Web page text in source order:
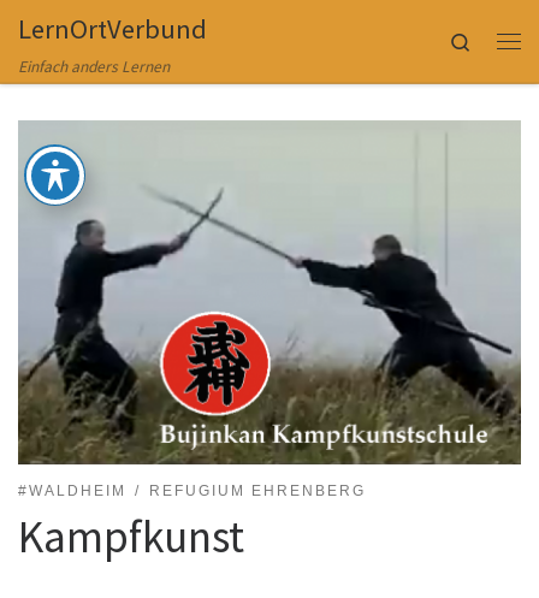
Zum Inhalt springen
LernOrtVerbund
Einfach anders Lernen
Search
#WALDHEIM REFUGIUM EHRENBERG
Kampfkunst